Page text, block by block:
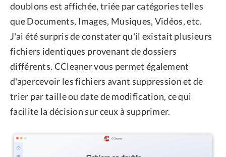
doublons est affichée, triée par catégories telles
que Documents, Images, Musiques, Vidéos, etc.
J'ai été surpris de constater qu'il existait plusieurs
fichiers identiques provenant de dossiers
différents. CCleaner vous permet également
d'apercevoir les fichiers avant suppression et de
trier par taille ou date de modification, ce qui
facilite la décision sur ceux à supprimer.